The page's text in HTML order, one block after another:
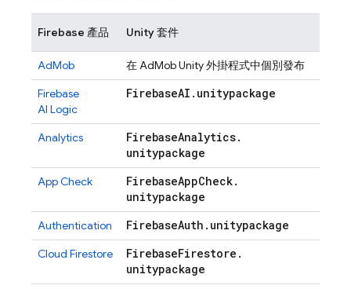
Firebase 產品 Unity 套件
AdMob 在AdMobUnity 外掛程式中個別發布
Firebase
AI Logic
FirebaseAI . unitypackage
Analytics FirebaseAnalytics.
unitypackage
App Check FirebaseAppCheck.
unitypackage
Authentication FirebaseAuth . unitypackage
Cloud Firestore FirebaseFirestore .
unitypackage